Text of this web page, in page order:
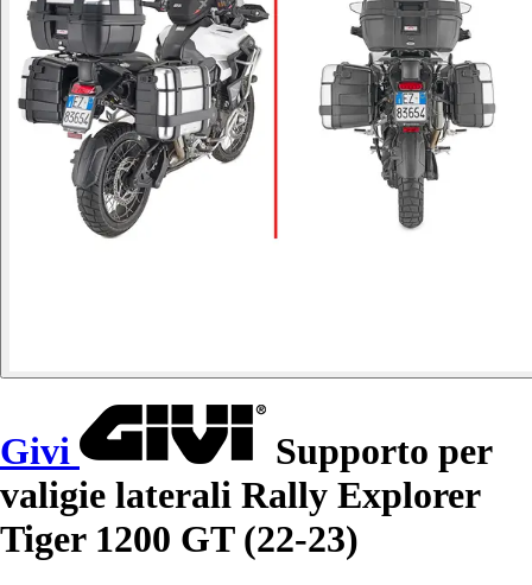
Givi
Supporto per
valigie laterali Rally Explorer
Tiger 1200 GT (22-23)